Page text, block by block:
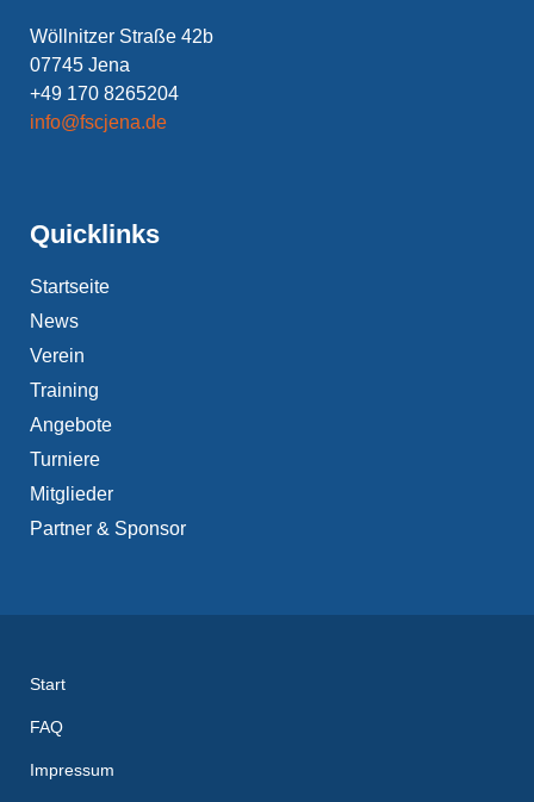
Wöllnitzer Straße 42b
07745 Jena
+49 170 8265204
info@fscjena.de
Quicklinks
Startseite
News
Verein
Training
Angebote
Turniere
Mitglieder
Partner & Sponsor
Start
FAQ
Impressum